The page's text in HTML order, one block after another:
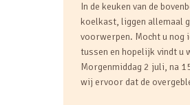
In de keuken van de
koelkast, liggen allemaal
voorwerpen. Mocht u nog
tussen en hopelijk vindt u
Morgenmiddag 2 juli, na
wij ervoor dat de